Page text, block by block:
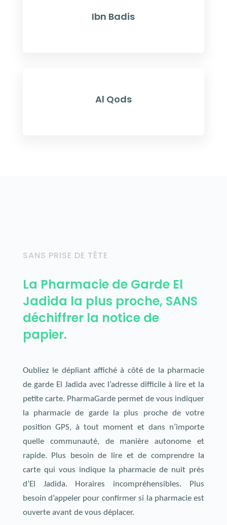
Ibn Badis
Al Qods
SANS PRISE DE TÊTE
La Pharmacie de Garde El
Jadida la plus proche, SANS
déchiffrer la notice de
papier.
Oubliez le dépliant affiché à côté de la pharmacie
de garde El Jadida avec l’adresse difficile à lire et la
petite carte. PharmaGarde permet de vous indiquer
la pharmacie de garde la plus proche de votre
position GPS, à tout moment et dans n’importe
quelle communauté, de manière autonome et
rapide. Plus besoin de lire et de comprendre la
carte qui vous indique la pharmacie de nuit près
d’El Jadida. Horaires incompréhensibles. Plus
besoin d’appeler pour confirmer si la pharmacie est
ouverte avant de vous déplacer.